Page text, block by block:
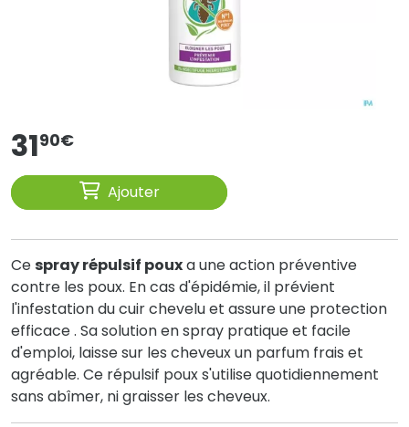
3190€
Ajouter
Cespray répulsif pouxa une action préventive
contre les poux. En cas d'épidémie, il prévient
l'infestation du cuir chevelu et assure une protection
efficace . Sa solution en spray pratique et facile
d'emploi, laisse sur les cheveux un parfum frais et
agréable. Ce répulsif poux s'utilise quotidiennement
sans abîmer, ni graisser les cheveux.